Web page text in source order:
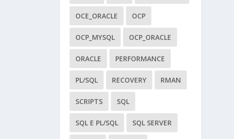
OCE_ORACLE OCP
OCP_MYSQL OCP_ORACLE
ORACLE PERFORMANCE
PL/SQL RECOVERY RMAN
SCRIPTS SQL
SQL E PL/SQL SQL SERVER